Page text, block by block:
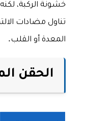
خشونة الركبة،
المعدة أو القلب.
الحقن